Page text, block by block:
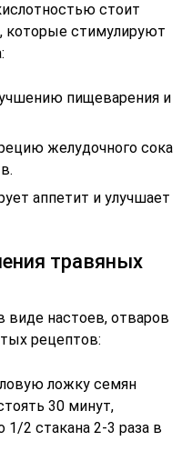
стоит
которые стимулируют
пищеварения и
желудочного сока
аппетит и улучшает
травяных
настоев, отваров
рецептов:
ложку семян
30 минут,
2 стакана 2-3 раза в